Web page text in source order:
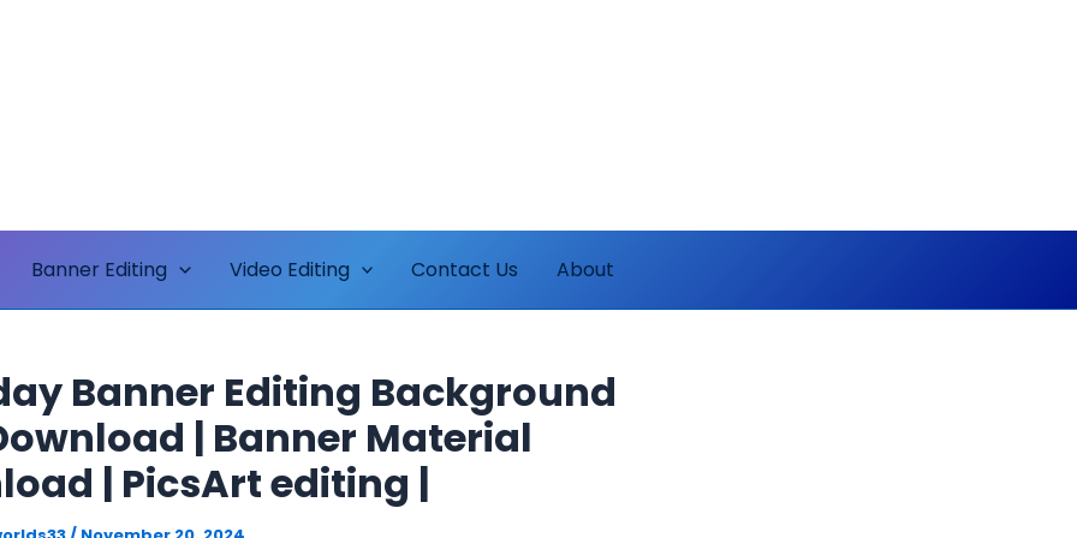
Banner Editing Video Editing Contact Us About
Banner Editing Background
| Banner Material
| PicsArt editing |